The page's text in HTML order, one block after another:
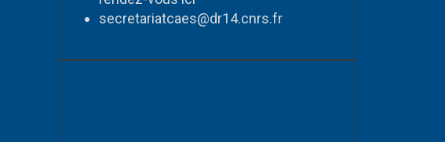
secretariatcaes@dr14.cnrs.fr